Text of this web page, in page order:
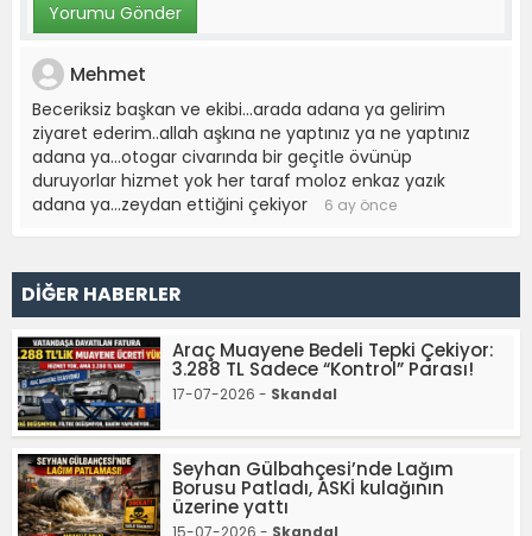
Mehmet
Beceriksiz başkan ve ekibi…arada adana ya gelirim
ziyaret ederim..allah aşkına ne yaptınız ya ne yaptınız
adana ya…otogar civarında bir geçitle övünüp
duruyorlar hizmet yok her taraf moloz enkaz yazık
adana ya…zeydan ettiğini çekiyor
6 ay önce
DİĞER HABERLER
Araç Muayene Bedeli Tepki Çekiyor:
3.288 TL Sadece “Kontrol” Parası!
17-07-2026 - Skandal
Seyhan Gülbahçesi’nde Lağım
Borusu Patladı, ASKİ kulağının
üzerine yattı